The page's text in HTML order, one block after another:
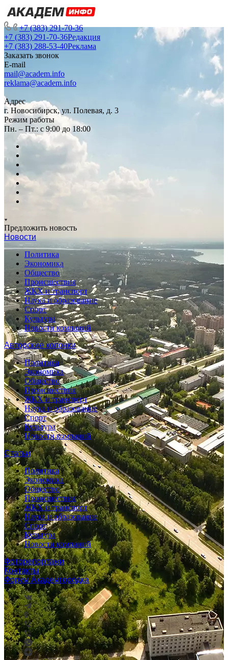
+7 (383) 291-70-36
+7 (383) 291-70-36Редакция
+7 (383) 288-53-40Реклама
Заказать звонок
E-mail
mail@academ.info
reklama@academ.info
Адрес
г. Новосибирск, ул. Полевая, д. 3
Режим работы
Пн. – Пт.: с 9:00 до 18:00
Предложить новость
Новости
Политика
Экономика
Общество
Происшествия
ЖКХ и транспорт
Наука и образование
Спорт
Культура
Новости компаний
Авторские колонки
Политика
Экономика
Общество
Происшествия
ЖКХ и транспорт
Наука и образование
Спорт
Культура
Новости компаний
Статьи
Политика
Экономика
Общество
Происшествия
ЖКХ и транспорт
Наука и образование
Спорт
Культура
Новости компаний
Фоторепортажи
Контакты
Форум Академгородка